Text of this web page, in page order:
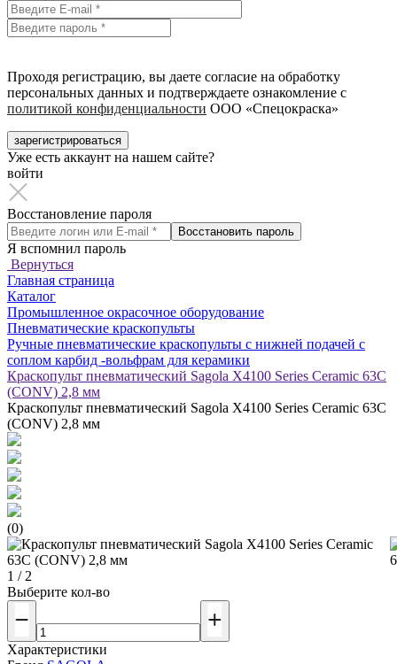
Проходя регистрацию, вы даете согласие на обработку
персональных данных и подтверждаете ознакомление с
политикой конфиденциальности ООО «Спецокраска»
зарегистрироваться
Уже есть аккаунт на нашем сайте?
войти
Восстановление пароля
Восстановить пароль
Я вспомнил пароль
Вернуться
Главная страница
Каталог
Промышленное окрасочное оборудование
Пневматические краскопульты
Ручные пневматические краскопульты с нижней подачей с
соплом карбид -вольфрам для керамики
Краскопульт пневматический Sagola X4100 Series Ceramic 63С
(CONV) 2,8 мм
Краскопульт пневматический Sagola X4100 Series Ceramic 63С
(CONV) 2,8 мм
(0)
1 / 2
Выберите кол-во
Характеристики